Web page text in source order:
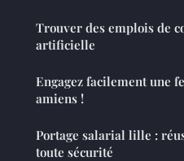
Trouver des emplois de
artificielle
Engagez facilement une
amiens !
Portage salarial lille :
toute sécurité